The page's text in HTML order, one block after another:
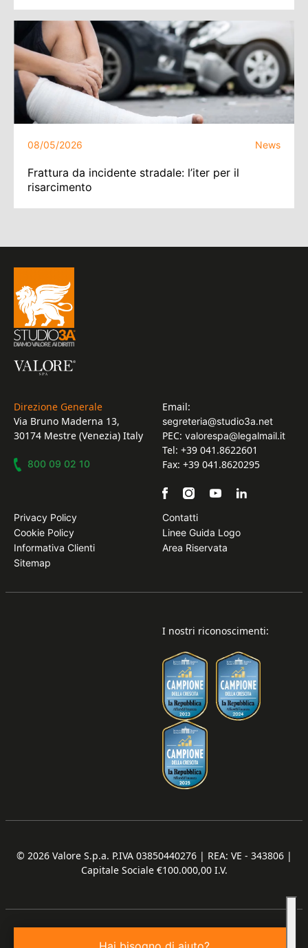
08/05/2026 News
Frattura da incidente stradale: l’iter per il
risarcimento
Direzione Generale
Via Bruno Maderna 13,
30174 Mestre (Venezia) Italy
800 09 02 10
Email:
segreteria@studio3a.net
PEC: valorespa@legalmail.it
Tel: +39 041.8622601
Fax: +39 041.8620295
Privacy Policy
Cookie Policy
Informativa Clienti
Sitemap
Contatti
Linee Guida Logo
Area Riservata
I nostri riconoscimenti:
© 2026 Valore S.p.a. P.IVA 03850440276 | REA: VE - 343806 |
Capitale Sociale €100.000,00 I.V.